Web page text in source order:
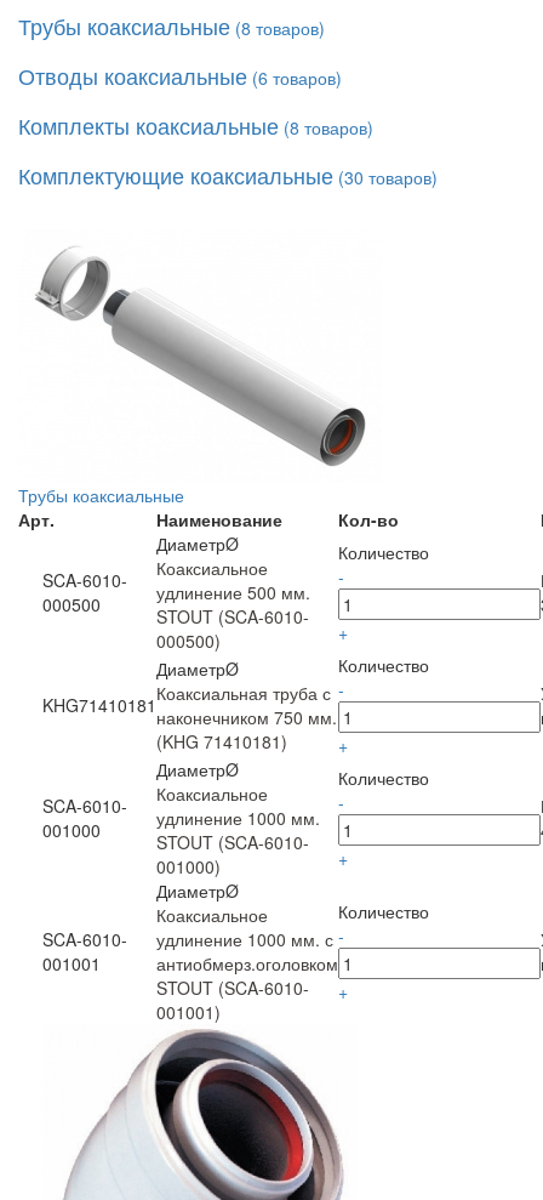
Трубы коаксиальные (8 товаров)
Отводы коаксиальные (6 товаров)
Комплекты коаксиальные (8 товаров)
Комплектующие коаксиальные (30 товаров)
Трубы коаксиальные
Арт.
Наименование Кол-во
SCA-6010-
000500
ДиаметрØ
Коаксиальное
удлинение 500 мм.
STOUT (SCA-6010-
000500)
Количество
-
+
KHG71410181
ДиаметрØ
Коаксиальная труба с
наконечником 750 мм.
(KHG 71410181)
Количество
-
+
SCA-6010-
001000
ДиаметрØ
Коаксиальное
удлинение 1000 мм.
STOUT (SCA-6010-
001000)
Количество
-
+
SCA-6010-
001001
ДиаметрØ
Коаксиальное
удлинение 1000 мм. с
антиобмерз.оголовком
STOUT (SCA-6010-
001001)
Количество
-
+